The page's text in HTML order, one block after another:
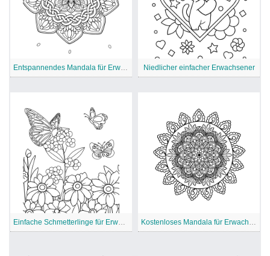
Entspannendes Mandala für Erwachsene Niedlicher einfacher Erwachsener
Einfache Schmetterlinge für Erwachsene Kostenloses Mandala für Erwachsene